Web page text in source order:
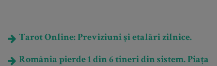
Tarot Online: Previziuni și etalări zilnice.
România pierde 1 din 6 tineri din sistem. Piața